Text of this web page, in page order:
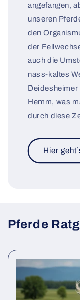
angefangen,
unseren
den
der
auch die
nass-kaltes
Hemm, was
durch diese
Hier
Pferde